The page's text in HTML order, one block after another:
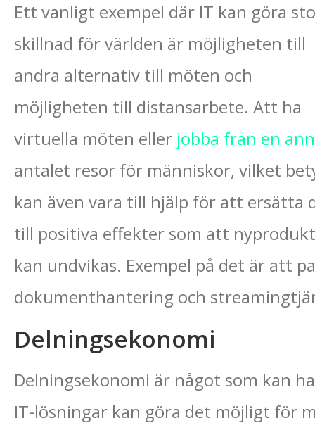
Ett vanligt exempel där IT kan göra
skillnad för världen är möjligheten till
andra alternativ till möten och
möjligheten till distansarbete. Att ha
virtuella möten eller jobba från en
antalet resor för människor, vilket
kan även vara till hjälp för att ersätta
till positiva effekter som att
kan undvikas. Exempel på det är att
dokumenthantering och
Delningsekonomi
Delningsekonomi är något som kan
IT-lösningar kan göra det möjligt för